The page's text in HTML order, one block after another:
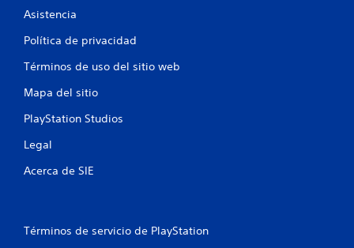
Asistencia
Política de privacidad
Términos de uso del sitio web
Mapa del sitio
PlayStation Studios
Legal
Acerca de SIE
Términos de servicio de PlayStation